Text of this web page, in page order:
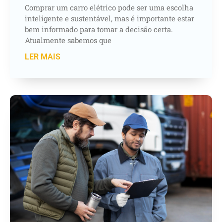
Comprar um carro elétrico pode ser uma escolha
inteligente e sustentável, mas é importante estar
bem informado para tomar a decisão certa.
Atualmente sabemos que
LER MAIS